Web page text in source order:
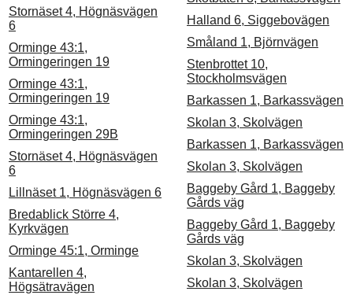
Stornäset 4, Högnäsvägen
6
Orminge 43:1,
Ormingeringen 19
Orminge 43:1,
Ormingeringen 19
Orminge 43:1,
Ormingeringen 29B
Stornäset 4, Högnäsvägen
6
Lillnäset 1, Högnäsvägen 6
Bredablick Större 4,
Kyrkvägen
Orminge 45:1, Orminge
Kantarellen 4,
Högsätravägen
Halland 6, Siggebovägen
Småland 1, Björnvägen
Stenbrottet 10,
Stockholmsvägen
Barkassen 1, Barkassvägen
Skolan 3, Skolvägen
Barkassen 1, Barkassvägen
Skolan 3, Skolvägen
Baggeby Gård 1, Baggeby
Gårds väg
Baggeby Gård 1, Baggeby
Gårds väg
Skolan 3, Skolvägen
Skolan 3, Skolvägen